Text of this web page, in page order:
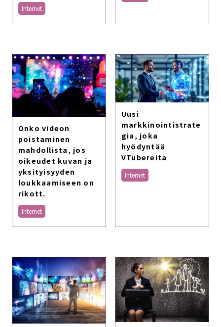
Internet
Onko videon
poistaminen
mahdollista, jos
oikeudet kuvan ja
yksityisyyden
loukkaamiseen on
rikott.
Internet
Uusi
markkinointistrate
gia, joka
hyödyntää
VTubereita
Internet